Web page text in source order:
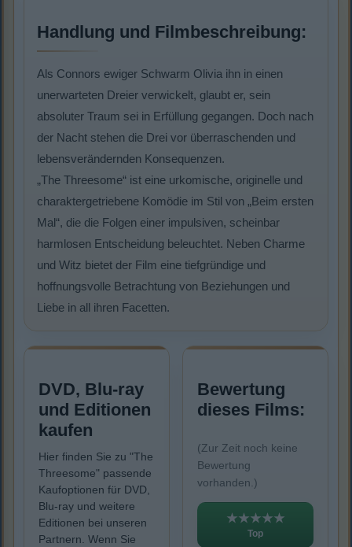
Handlung und Filmbeschreibung:
Als Connors ewiger Schwarm Olivia ihn in einen
unerwarteten Dreier verwickelt, glaubt er, sein
absoluter Traum sei in Erfüllung gegangen. Doch nach
der Nacht stehen die Drei vor überraschenden und
lebensverändernden Konsequenzen.
„The Threesome“ ist eine urkomische, originelle und
charaktergetriebene Komödie im Stil von „Beim ersten
Mal“, die die Folgen einer impulsiven, scheinbar
harmlosen Entscheidung beleuchtet. Neben Charme
und Witz bietet der Film eine tiefgründige und
hoffnungsvolle Betrachtung von Beziehungen und
Liebe in all ihren Facetten.
DVD, Blu-ray
und Editionen
kaufen
Hier finden Sie zu "The
Threesome" passende
Kaufoptionen für DVD,
Blu-ray und weitere
Editionen bei unseren
Partnern. Wenn Sie
Bewertung
dieses Films:
(Zur Zeit noch keine
Bewertung
vorhanden.)
★★★★★
Top